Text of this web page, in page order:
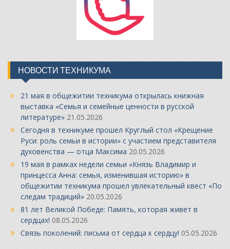
НОВОСТИ ТЕХНИКУМА
21 мая в общежитии техникума открылась книжная
выставка «Семья и семейные ценности в русской
литературе» 21.05.2026
Сегодня в техникуме прошел Круглый стол «Крещение
Руси: роль семьи в истории» с участием представителя
духовенства — отца Максима 20.05.2026
19 мая в рамках недели семьи «Князь Владимир и
принцесса Анна: семья, изменившая историю» в
общежитии техникума прошел увлекательный квест «По
следам традиций» 20.05.2026
81 лет Великой Победе: Память, которая живет в
сердцах! 08.05.2026
Связь поколений: письма от сердца к сердцу! 05.05.2026